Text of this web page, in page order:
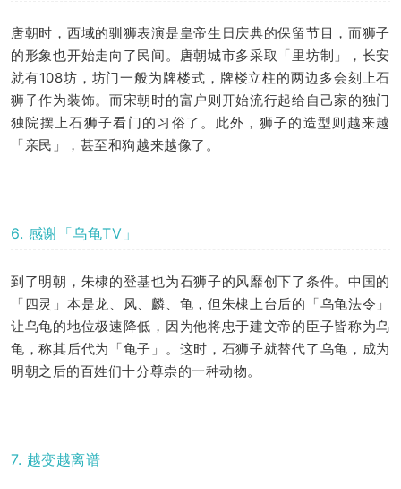
唐朝时，西域的驯狮表演是皇帝生日庆典的保留节目，而狮子
的形象也开始走向了民间。唐朝城市多采取「里坊制」，长安
就有108坊，坊门一般为牌楼式，牌楼立柱的两边多会刻上石
狮子作为装饰。而宋朝时的富户则开始流行起给自己家的独门
独院摆上石狮子看门的习俗了。此外，狮子的造型则越来越
「亲民」，甚至和狗越来越像了。
6. 感谢「乌龟TV」
到了明朝，朱棣的登基也为石狮子的风靡创下了条件。中国的
「四灵」本是龙、凤、麟、龟，但朱棣上台后的「乌龟法令」
让乌龟的地位极速降低，因为他将忠于建文帝的臣子皆称为乌
龟，称其后代为「龟子」。这时，石狮子就替代了乌龟，成为
明朝之后的百姓们十分尊崇的一种动物。
7. 越变越离谱